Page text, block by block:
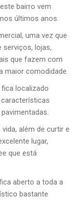
bairro vem
últimos anos.
uma vez que
serviços, lojas,
que fazem com
maior comodidade.
localizado
além de curtir e
lugar,
que está
aberto a toda a
bastante